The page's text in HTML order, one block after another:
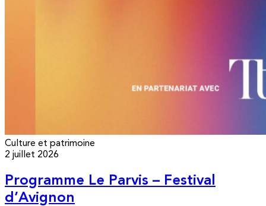
Culture et patrimoine
2 juillet 2026
Programme Le Parvis – Festival
d’Avignon